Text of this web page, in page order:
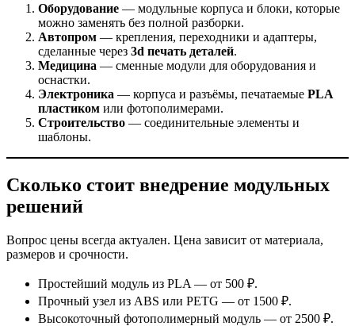
Оборудование — модульные корпуса и блоки, которые
можно заменять без полной разборки.
Автопром — крепления, переходники и адаптеры,
сделанные через 3d печать деталей.
Медицина — сменные модули для оборудования и
оснастки.
Электроника — корпуса и разъёмы, печатаемые PLA
пластиком или фотополимерами.
Строительство — соединительные элементы и
шаблоны.
Сколько стоит внедрение модульных
решений
Вопрос цены всегда актуален. Цена зависит от материала,
размеров и срочности.
Простейший модуль из PLA — от 500 ₽.
Прочный узел из ABS или PETG — от 1500 ₽.
Высокоточный фотополимерный модуль — от 2500 ₽.